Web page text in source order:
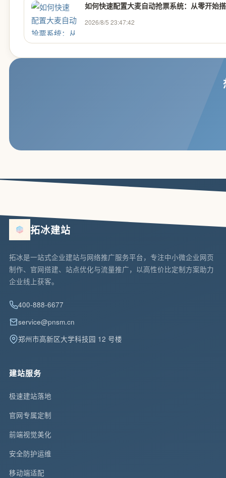
如何快速配置大麦自动抢票系统：从零开始
2026/8/5 23:47:42
拓冰建站
拓冰是一站式企业建站与网络推广服务平台，专注中小微企业网页
制作、官网搭建、站点优化与流量推广，以高性价比定制方案助力
企业线上获客。
400-888-6677
service@pnsm.cn
郑州市高新区大学科技园 12 号楼
建站服务
极速建站落地
官网专属定制
前端视觉美化
安全防护运维
移动端适配